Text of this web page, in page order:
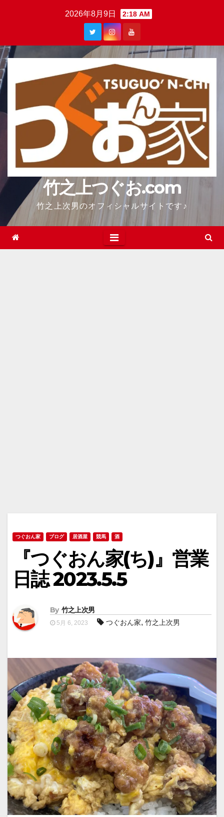
2026年8月9日 2:18 AM
竹之上つぐお.com
竹之上次男のオフィシャルサイトです♪
つぐおん家 ブログ 居酒屋 競馬 酒
『つぐおん家(ち)』営業
日誌 2023.5.5
By 竹之上次男
5月 6, 2023 つぐおん家, 竹之上次男